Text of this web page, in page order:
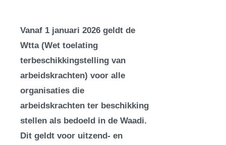
Vanaf 1 januari 2026 geldt de
Wtta (Wet toelating
terbeschikkingstelling van
arbeidskrachten) voor alle
organisaties die
arbeidskrachten ter beschikking
stellen als bedoeld in de Waadi.
Dit geldt voor uitzend- en